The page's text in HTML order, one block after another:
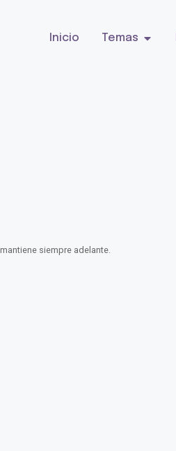
Inicio Temas
siempre adelante.